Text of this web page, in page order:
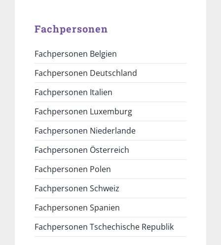
Fachpersonen
Fachpersonen Belgien
Fachpersonen Deutschland
Fachpersonen Italien
Fachpersonen Luxemburg
Fachpersonen Niederlande
Fachpersonen Österreich
Fachpersonen Polen
Fachpersonen Schweiz
Fachpersonen Spanien
Fachpersonen Tschechische Republik